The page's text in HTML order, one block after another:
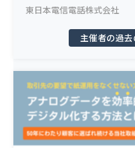
東日本電信電話株式会社
主催者の過